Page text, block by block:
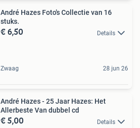
André Hazes Foto's Collectie van 16
stuks.
€ 6,50 Details
Zwaag 28 jun 26
André Hazes - 25 Jaar Hazes: Het
Allerbeste Van dubbel cd
€ 5,00 Details